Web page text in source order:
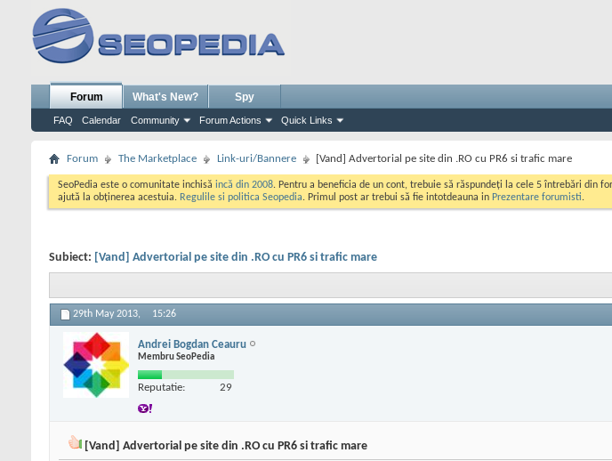
Forum
FAQ Calendar Community Forum Actions Quick Links
What's New? Spy
Forum The Marketplace Link-uri/Bannere [Vand] Advertorial pe site din .RO cu PR6 si trafic mare
SeoPedia este o comunitate inchisă incă din 2008. Pentru a beneficia de un cont, trebuie să răspundeți la cele 5 întrebări din
ajută la obținerea acestuia. Regulile si politica Seopedia. Primul post ar trebui să fie intotdeauna in Prezentare forumisti.
Subiect: [Vand] Advertorial pe site din .RO cu PR6 si trafic mare
29th May 2013, 15:26
Andrei Bogdan Ceauru
Membru SeoPedia
Reputatie: 29
[Vand] Advertorial pe site din .RO cu PR6 si trafic mare